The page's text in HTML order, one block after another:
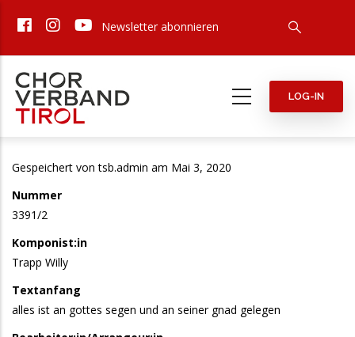
zum
Newsletter abonnieren
LOG-IN
Gespeichert vontsb.admin am Mai 3, 2020
Nummer
3391/2
Komponist:in
Trapp Willy
Textanfang
alles ist an gottes segen und an seiner gnad gelegen